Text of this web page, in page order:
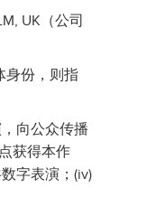
UK（公司
身份，则指
向公众传播
获得本作
字表演；(iv)